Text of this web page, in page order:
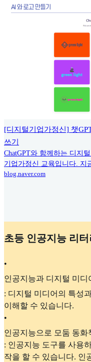
[디지털기업가정신] 챗
쓰기
ChatGPT와 함께하는 디지
기업가정신 교육입니다. 지
blog.naver.com
초등 인공지능 리
•
인공지능과 디지털 미디
: 디지털 미디어의 특성
이해할 수 있습니다.
•
인공지능으로 모둠 동화
: 인공지능 도구를 사용
작을 할 수 있습니다. 인